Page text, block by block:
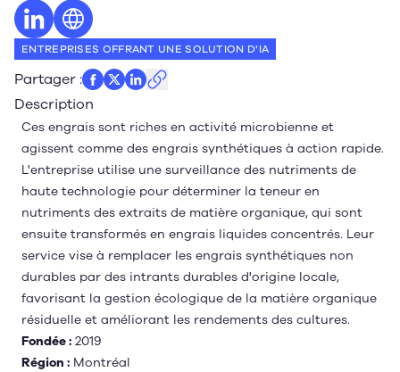
Profil LinkedIn
Site web
ENTREPRISES OFFRANT UNE SOLUTION D'IA
Partager :
Description
Ces engrais sont riches en activité microbienne et
agissent comme des engrais synthétiques à action rapide.
L'entreprise utilise une surveillance des nutriments de
haute technologie pour déterminer la teneur en
nutriments des extraits de matière organique, qui sont
ensuite transformés en engrais liquides concentrés. Leur
service vise à remplacer les engrais synthétiques non
durables par des intrants durables d'origine locale,
favorisant la gestion écologique de la matière organique
résiduelle et améliorant les rendements des cultures.
Fondée : 2019
Région : Montréal